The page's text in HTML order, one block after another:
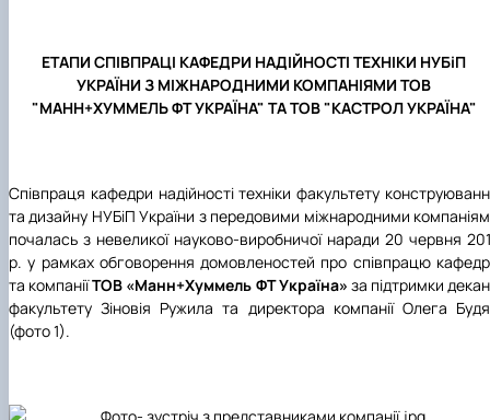
ЕТАПИ СПІВПРАЦІ КАФЕДРИ НАДІЙНОСТІ ТЕХНІКИ НУБіП
УКРАЇНИ З МІЖНАРОДНИМИ КОМПАНІЯМИ ТОВ
"МАНН+ХУММЕЛЬ ФТ УКРАЇНА" ТА ТОВ "КАСТРОЛ УКРАЇНА"
Співпраця кафедри надійності техніки факультету
та дизайну НУБіП України з передовими міжнародними
почалась з невеликої науково-виробничої наради 20 червня
р. у рамках обговорення домовленостей про співпрацю
та компаніїТОВ «Манн+Хуммель ФТ Україна» за підтримки
факультету Зіновія Ружила та директора компанії Олега
(фото 1).